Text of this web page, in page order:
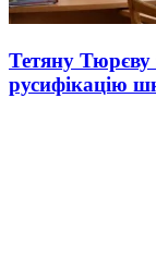
Тетяну Тюрєву
русифікацію